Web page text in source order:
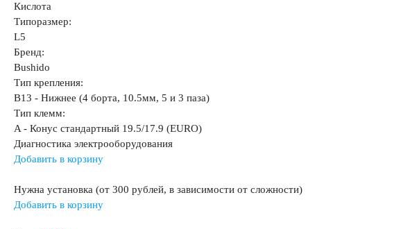
Кислота
Типоразмер:
L5
Бренд:
Bushido
Тип крепления:
B13 - Нижнее (4 борта, 10.5мм, 5 и 3 паза)
Тип клемм:
A - Конус стандартный 19.5/17.9 (EURO)
Диагностика электрооборудования
Добавить в корзину
Нужна установка (от 300 рублей, в зависимости от сложности)
Добавить в корзину